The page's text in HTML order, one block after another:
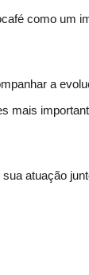
como um
a
mais
atuação